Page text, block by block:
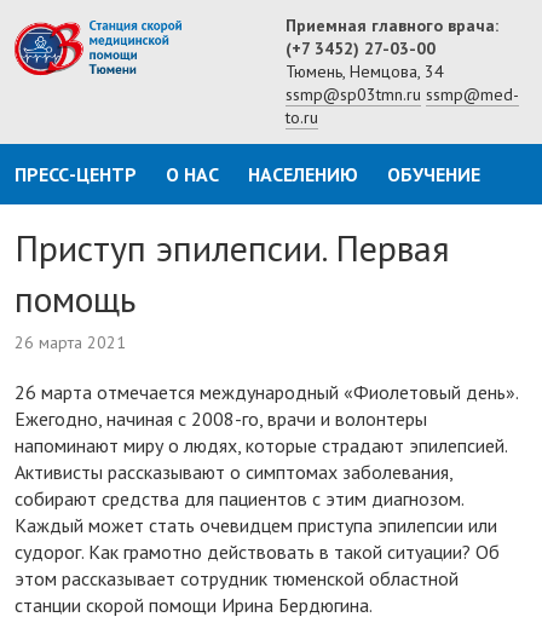
Приемная главного врача:
(+7 3452) 27-03-00
Тюмень, Немцова, 34
ssmp@sp03tmn.ru ssmp@med-
to.ru
ПРЕСС-ЦЕНТР О НАС НАСЕЛЕНИЮ ОБУЧЕНИЕ
Приступ эпилепсии. Первая
помощь
26 марта 2021
26 марта отмечается международный «Фиолетовый день».
Ежегодно, начиная с 2008-го, врачи и волонтеры
напоминают миру о людях, которые страдают эпилепсией.
Активисты рассказывают о симптомах заболевания,
собирают средства для пациентов с этим диагнозом.
Каждый может стать очевидцем приступа эпилепсии или
судорог. Как грамотно действовать в такой ситуации? Об
этом рассказывает сотрудник тюменской областной
станции скорой помощи Ирина Бердюгина.